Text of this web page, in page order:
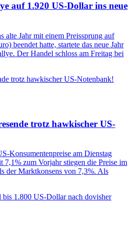
auf 1.920 US-Dollar ins neue
alte Jahr mit einem Preissprung auf
beendet hatte, startete das neue Jahr
Der Handel schloss am Freitag bei
trotz hawkischer US-
Konsumentenpreise am Dienstag
7,1% zum Vorjahr stiegen die Preise im
der Marktkonsens von 7,3%. Als